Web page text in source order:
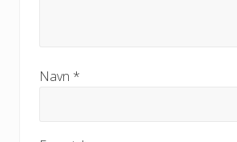
Navn *